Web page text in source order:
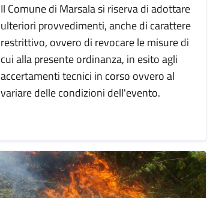
Il Comune di Marsala si riserva di adottare
ulteriori provvedimenti, anche di carattere
restrittivo, ovvero di revocare le misure di
cui alla presente ordinanza, in esito agli
accertamenti tecnici in corso ovvero al
variare delle condizioni dell'evento.